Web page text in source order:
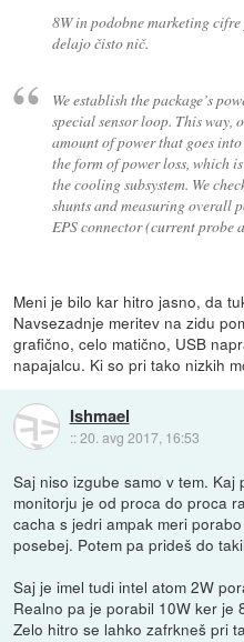
8W in podobne marketing
delajo čisto nič.
We establish the package’s
special sensor loop. This way,
amount of power that goes
the form of power loss, which
the cooling subsystem. We
shunts and measuring overall
EPS connector (current probe
Meni je bilo kar hitro jasno, da
Navsezadnje meritev na zidu
grafično, celo matično, USB
napajalcu. Ki so pri tako nizkih
Ishmael
::20. avg 2017, 16:53
Saj niso izgube samo v tem.
monitorju je od proca do proca
cacha s jedri ampak meri
posebej. Potem pa prideš do
Saj je imel tudi intel atom 2W
Realno pa je porabil 10W ker je
Zelo hitro se lahko zafrkneš pri